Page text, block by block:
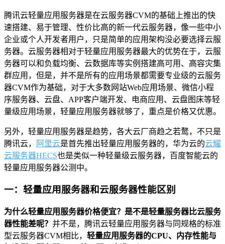
腾讯云轻量应用服务器是在云服务器CVM的基础上推出的快
速搭建、易于管理、性价比高的新一代云服务器，像一些中小
企业或个人开发者用户，只是简单的应用架构没必要选择云服
务器。云服务器相对于轻量应用服务器最大的优势在于，云服
务器可以和负载均衡、云数据库等实例搭建高可用、高容灾集
群应用，但是，并不是所有的应用场景都需要专业级的云服务
器CVM作为基础，对于大多数网站Web应用场景、微信小程
序服务器、云盘、APP客户端开发、电商应用、云盘图床等轻
量级应用场景，轻量应用服务器就够了，重点是价格又优惠。
另外，轻量应用服务器是趋势，各大云厂商趋之若鹜，不只是
腾讯云，
阿里云是首先推出轻量应用服务器的，华为云的云耀
云服务器HECS也是类似一种轻量级云服务器，百度智能云的
轻量应用服务器公测中。
一：轻量应用服务器和云服务器性能区别
为什么轻量应用服务器价格便宜？是不是轻量服务器比云服务
器性能差呢？ 并不是，腾讯云轻量应用服务器与同规格的标准
型云服务器CVM相比， 轻量应用服务器的CPU、内存性能与